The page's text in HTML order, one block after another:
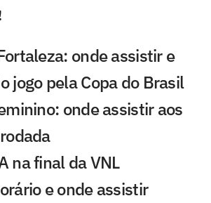
onde assistir e
jogo pela Copa do Brasil
onde assistir aos
na final da VNL
e onde assistir